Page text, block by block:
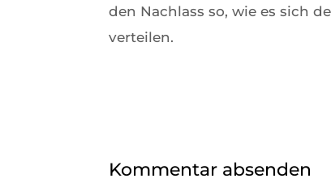
den Nachlass so, wie es sich
verteilen.
Kommentar absenden